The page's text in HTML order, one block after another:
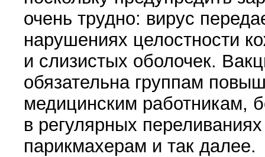
очень трудно: вирус
нарушениях целостности
и слизистых оболочек.
обязательна группам
медицинским
в регулярных
парикмахерам и так далее.